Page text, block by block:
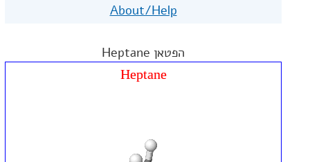
About/Help
הפטאן Heptane